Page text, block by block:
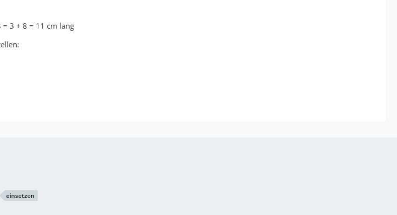
= 3 + 8 = 11 cm lang
einsetzen